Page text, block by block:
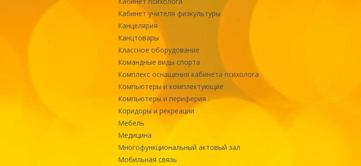
Кабинет учителя физкультуры
Канцелярия
Канцтовары
Классное оборудование
Командные виды спорта
Комплекс оснащения кабинета психолога
Компьютеры и комплектующие
Компьютеры и периферия
Коридоры и рекреации
Мебель
Медицина
Многофункциональный актовый зал
Мобильная связь